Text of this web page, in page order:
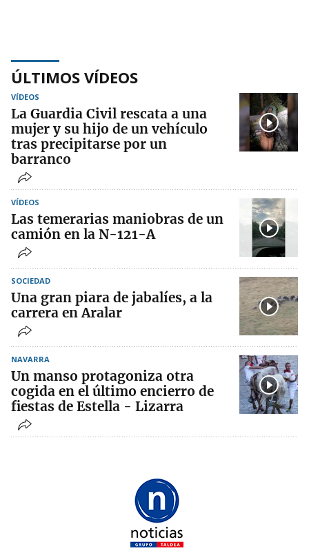
ÚLTIMOS VÍDEOS
VÍDEOS
La Guardia Civil rescata a una
mujer y su hijo de un vehículo
tras precipitarse por un
barranco
VÍDEOS
Las temerarias maniobras de un
camión en la N-121-A
SOCIEDAD
Una gran piara de jabalíes, a la
carrera en Aralar
NAVARRA
Un manso protagoniza otra
cogida en el último encierro de
fiestas de Estella - Lizarra